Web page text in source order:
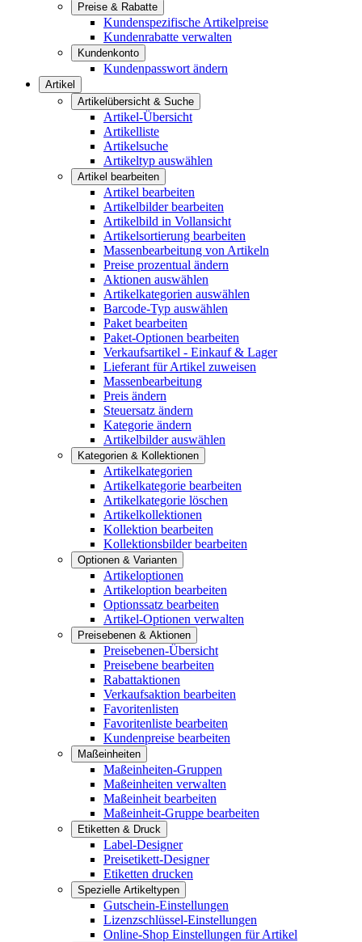
Preise & Rabatte
Kundenspezifische Artikelpreise
Kundenrabatte verwalten
Kundenkonto
Kundenpasswort ändern
Artikel
Artikelübersicht & Suche
Artikel-Übersicht
Artikelliste
Artikelsuche
Artikeltyp auswählen
Artikel bearbeiten
Artikel bearbeiten
Artikelbilder bearbeiten
Artikelbild in Vollansicht
Artikelsortierung bearbeiten
Massenbearbeitung von Artikeln
Preise prozentual ändern
Aktionen auswählen
Artikelkategorien auswählen
Barcode-Typ auswählen
Paket bearbeiten
Paket-Optionen bearbeiten
Verkaufsartikel - Einkauf & Lager
Lieferant für Artikel zuweisen
Massenbearbeitung
Preis ändern
Steuersatz ändern
Kategorie ändern
Artikelbilder auswählen
Kategorien & Kollektionen
Artikelkategorien
Artikelkategorie bearbeiten
Artikelkategorie löschen
Artikelkollektionen
Kollektion bearbeiten
Kollektionsbilder bearbeiten
Optionen & Varianten
Artikeloptionen
Artikeloption bearbeiten
Optionssatz bearbeiten
Artikel-Optionen verwalten
Preisebenen & Aktionen
Preisebenen-Übersicht
Preisebene bearbeiten
Rabattaktionen
Verkaufsaktion bearbeiten
Favoritenlisten
Favoritenliste bearbeiten
Kundenpreise bearbeiten
Maßeinheiten
Maßeinheiten-Gruppen
Maßeinheiten verwalten
Maßeinheit bearbeiten
Maßeinheit-Gruppe bearbeiten
Etiketten & Druck
Label-Designer
Preisetikett-Designer
Etiketten drucken
Spezielle Artikeltypen
Gutschein-Einstellungen
Lizenzschlüssel-Einstellungen
Online-Shop Einstellungen für Artikel